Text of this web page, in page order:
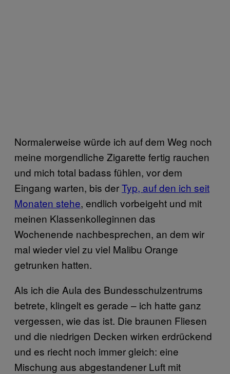
Normalerweise würde ich auf dem Weg noch
meine morgendliche Zigarette fertig rauchen
und mich total badass fühlen, vor dem
Eingang warten, bis derTyp, auf den ich seit
Monaten stehe, endlich vorbeigeht und mit
meinen Klassenkolleginnen das
Wochenende nachbesprechen, an dem wir
mal wieder viel zu viel Malibu Orange
getrunken hatten.
Als ich die Aula des Bundesschulzentrums
betrete, klingelt es gerade – ich hatte ganz
vergessen, wie das ist. Die braunen Fliesen
und die niedrigen Decken wirken erdrückend
und es riecht noch immer gleich: eine
Mischung aus abgestandener Luft mit